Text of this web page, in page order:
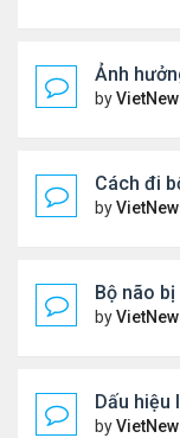
Ảnh
by
Cách đi
by
Bộ não bị
by
Dấu hiệu
by